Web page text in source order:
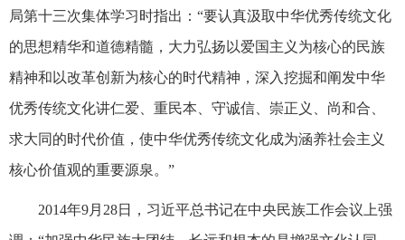
局第十三次集体学习时指出：“要认真汲取中华优秀传统文化
的思想精华和道德精髓，大力弘扬以爱国主义为核心的民族
精神和以改革创新为核心的时代精神，深入挖掘和阐发中华
优秀传统文化讲仁爱、重民本、守诚信、崇正义、尚和合、
求大同的时代价值，使中华优秀传统文化成为涵养社会主义
核心价值观的重要源泉。”
2014年9月28日，习近平总书记在中央民族工作会议上强